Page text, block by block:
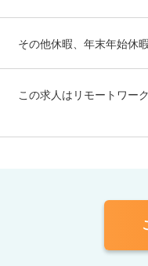
その他休暇、年末年始休
この求人はリモートワー